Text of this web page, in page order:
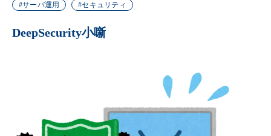
サーバ運用 セキュリティ
DeepSecurity小噺